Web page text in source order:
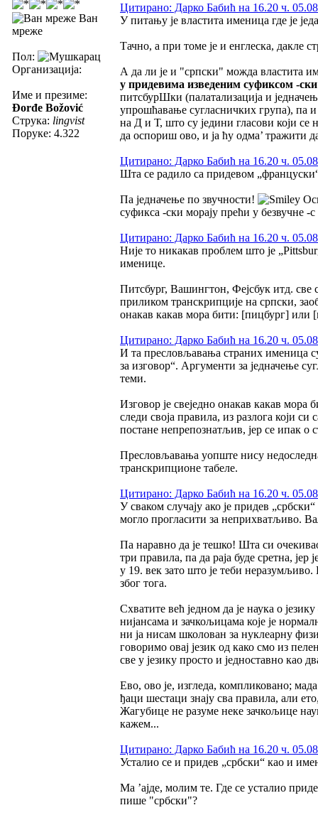
Ван
мреже
Пол:
Организација:
Име и презиме:
Đorđe Božović
Струка: lingvist
Поруке: 4.322
Цитирано: Дарко Бабић на 16.20 ч.
У питању је властита именица где је
Тачно, а при томе је и енглеска, дакле
А да ли је и "српски" можда властита
у придевима изведеним суфиксом -ски
питсбурШки (палатализација и
упрошћавање сугласничких група), па и
на Д и Т, што су једини гласови који
да оспориш ово, и ја ћу одма’ тражити
Цитирано: Дарко Бабић на 16.20 ч.
Шта се радило са придевом
Па једначење по звучности!
суфикса -ски морају прећи у безвучне -
Цитирано: Дарко Бабић на 16.20 ч.
Није то никакав проблем што је
именице.
Питсбург, Вашингтон, Фејсбук итд. све
приликом транскрипције на српски,
онакав какав мора бити: [пицбург] или
Цитирано: Дарко Бабић на 16.20 ч.
И та пресловљавања страних именица
за изговор“. Аргументи за једначење
теми.
Изговор је свеједно онакав какав
следи своја правила, из разлога који
постане непрепознатљив, јер се ипак о
Пресловљавања уопште нису
транскрипционе табеле.
Цитирано: Дарко Бабић на 16.20 ч.
У сваком случају ако је придев
могло прогласити за неприхватљиво.
Па наравно да је тешко! Шта си
три правила, па да раја буде сретна,
у 19. век зато што је теби
због тога.
Схватите већ једном да је наука о
нијансама и зачкољицама које је
ни ја нисам школован за нуклеарну
говоримо овај језик од како смо из
све у језику просто и једноставно као
Ево, ово је, изгледа, компликовано;
ђаци шестаци знају сва правила, али
Жагубице не разуме неке зачкољице
кажем...
Цитирано: Дарко Бабић на 16.20 ч.
Усталио се и придев „србски“ као и
Ма ’ајде, молим те. Где се усталио
пише "србски"?